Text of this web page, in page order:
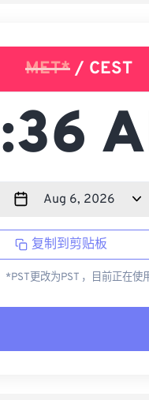
MET* / CEST
复制到剪贴板
*PST更改为PST ，目前正在使